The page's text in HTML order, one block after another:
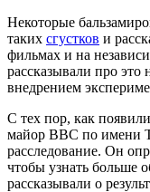
Некоторые
таких сгустков и
фильмах и на
рассказывали про это
внедрением
С тех пор, как
майор ВВС по имени
расследование. Он
чтобы узнать больше
рассказывали о